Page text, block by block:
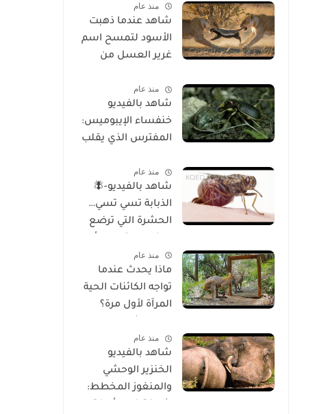
وتمساح شرس
منذ عام
شاهد عندما ذهبت
الأسود لتمسح اسم
غرير العسل من
منذ عام
شاهد بالفيديو
خنفساء الإيبوميس:
المفترس الذي يقلب
منذ عام
شاهد بالفيديو-🪰
الذبابة تسي تسي…
الحشرة التي ترضع
أخطر الأمراض في
إفريقيا!
منذ عام
ماذا يحدث عندما
تواجه الكائنات الحية
المرآة لأول مرة؟
للسلوك والوعي
الذاتي
منذ عام
شاهد بالفيديو
الخنزير الوحشي
والمنغوز المخطط: